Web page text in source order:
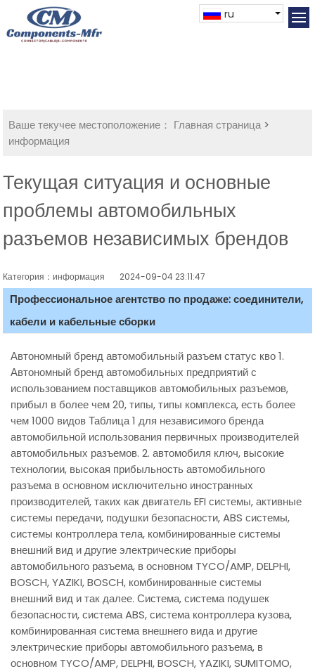
ru
Ваше текучее местоположение： Главная страница>
информация
Текущая ситуация и основные
проблемы автомобильных
разъемов независимых брендов
Категория：информация 2024-09-04 23:11:47
Профессиональное агентство по продаже: соединители,
кабели и кабельные сборки
Автономный бренд автомобильный разъем статус кво 1.
Автономный бренд автомобильных предприятий с
использованием поставщиков автомобильных разъемов,
прибыл в более чем 20, типы, типы комплекса, есть более
чем 1000 видов Таблица 1 для независимого бренда
автомобильной использования первичных производителей
автомобильных разъемов. 2. автомобиля ключ, высокие
технологии, высокая прибыльность автомобильного
разъема в основном исключительно иностранных
производителей, таких как двигатель EFI системы, активные
системы передачи, подушки безопасности, ABS системы,
системы контроллера тела, комбинированные системы
внешний вид и другие электрические приборы
автомобильного разъема, в основном TYCO/AMP, DELPHI,
BOSCH, YAZIKI, BOSCH, комбинированные системы
внешний вид и так далее. Система, система подушек
безопасности, система ABS, система контроллера кузова,
комбинированная система внешнего вида и другие
электрические приборы автомобильного разъема, в
основном TYCO/AMP, DELPHI, BOSCH, YAZIKI, SUMITOMO,